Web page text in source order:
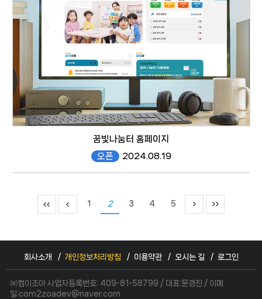
responsive web
responsive web
꿈빛나눔터 홈페이지
오픈
2024.08.19
1 2 3 4 5
회사소개 개인정보처리방침 이용약관 오시는 길 로그인
㈜컴이조아 사업자등록번호: 409-81-58799 / 대표:문경진 / 이메
일:com2zoadev@naver.com